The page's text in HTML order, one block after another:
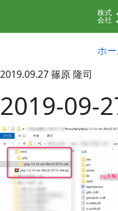
株式
会社
ホ
2019.09.27篠原 隆司
2019-09-